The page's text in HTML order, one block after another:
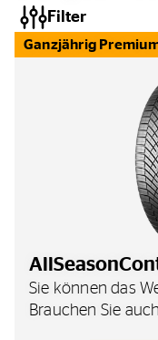
Filter
Ganzjährig
Sie können das
Brauchen Sie